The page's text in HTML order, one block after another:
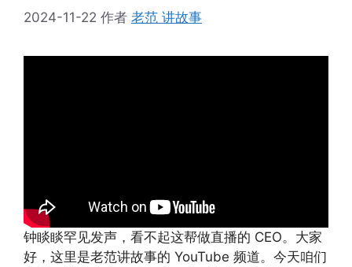
2024-11-22 作者 老范 讲故事
钟睒睒罕见发声，看不起这帮做直播的 CEO。大家
好，这里是老范讲故事的 YouTube 频道。今天咱们